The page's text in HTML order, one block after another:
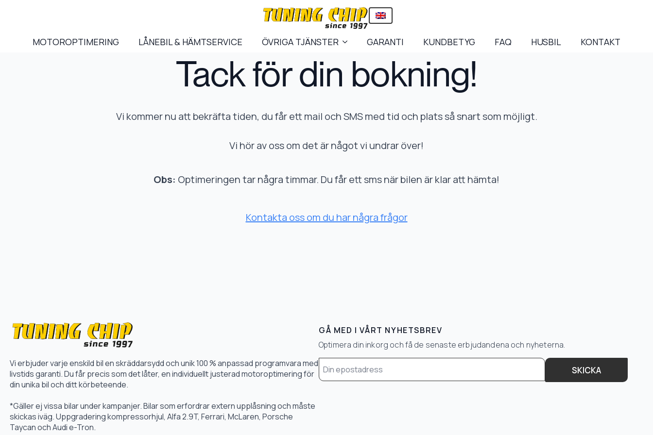
MOTOROPTIMERING LÅNEBIL & HÄMTSERVICE ÖVRIGA TJÄNSTER GARANTI KUNDBETYG FAQ HUSBIL KONTAKT
Tack för din bokning!
Vi kommer nu att bekräfta tiden, du får ett mail och SMS med tid och plats så snart som möjligt.
Vi hör av oss om det är något vi undrar över!
Obs: Optimeringen tar några timmar. Du får ett sms när bilen är klar att hämta!
Kontakta oss om du har några frågor
Vi erbjuder varje enskild bil en skräddarsydd och unik 100 % anpassad programvara med
livstids garanti. Du får precis som det låter, en individuellt justerad motoroptimering för
din unika bil och ditt körbeteende.
*Gäller ej vissa bilar under kampanjer. Bilar som erfordrar extern upplåsning och måste
skickas iväg. Uppgradering kompressorhjul, Alfa 2.9T, Ferrari, McLaren, Porsche
Taycan och Audi e-Tron.
GÅ MED I VÅRT NYHETSBREV
Optimera din inkorg och få de senaste erbjudandena och nyheterna.
Email
* SKICKA